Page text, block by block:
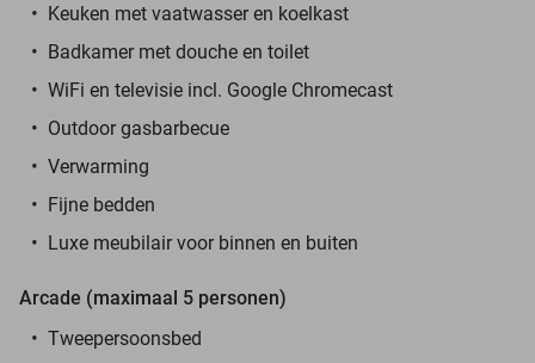
Keuken met vaatwasser en koelkast
Badkamer met douche en toilet
WiFi en televisie incl. Google Chromecast
Outdoor gasbarbecue
Verwarming
Fijne bedden
Luxe meubilair voor binnen en buiten
Arcade (maximaal 5 personen)
Tweepersoonsbed